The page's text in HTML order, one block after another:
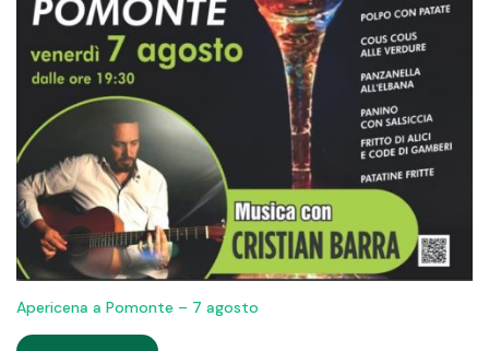
Apericena a Pomonte – 7 agosto